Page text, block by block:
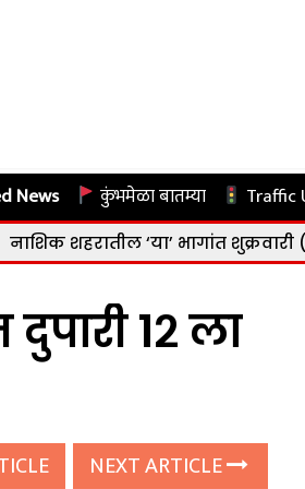
News कुंभमेळा बातम्या Traffic
‘या’ भागांत शुक्रवारी (दि. ७
१२ ला
NEXT ARTICLE